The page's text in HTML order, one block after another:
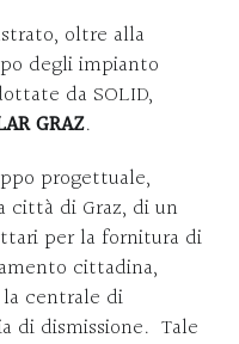
oltre alla
degli impianto
da SOLID,
GRAZ.
progettuale,
città di Graz, di un
per la fornitura di
cittadina,
centrale di
di dismissione. Tale